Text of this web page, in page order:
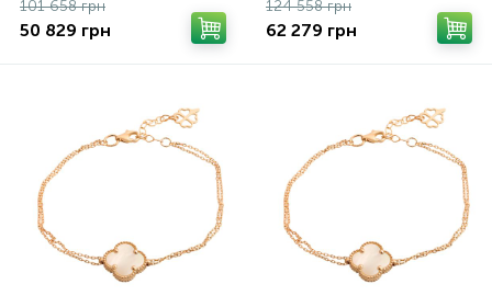
101 658 грн
50 829 грн
124 558 грн
62 279 грн